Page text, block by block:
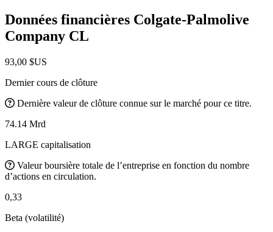
Données financières Colgate-Palmolive
Company CL
93,00 $US
Dernier cours de clôture
Dernière valeur de clôture connue sur le marché pour ce titre.
74.14 Mrd
LARGE capitalisation
Valeur boursière totale de l’entreprise en fonction du nombre
d’actions en circulation.
0,33
Beta (volatilité)